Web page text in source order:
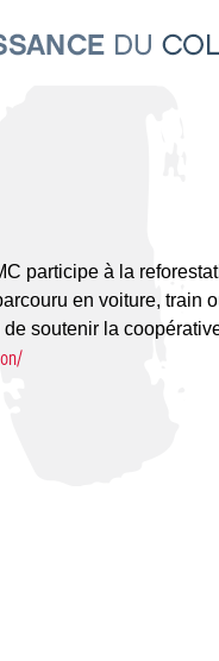
participe à la
en voiture,
soutenir la